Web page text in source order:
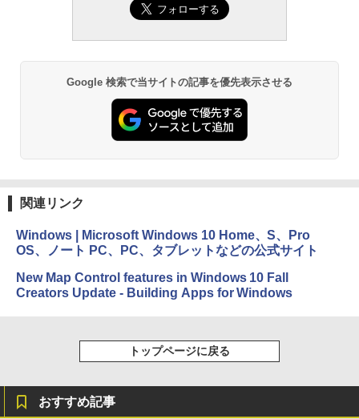
￥1,292
ClaudeCode いちばんやさしい 教科書:
方 マニュアル AI副業にもコンテンツ作成
にもKindle出版にも！ 非エンジニアのた
めのAIコーディング入門シリーズ
￥99
ズ (はぴーイラストLabo)
ェクトリストと最新エミュレータ紹介
Kindle Paperwhite シグニチャーエディ
ション (32GB) 7インチディスプレイ、明
ブラック
￥27,980
Amazon Kindle Paperwhite (16GB) 7イ
Amazon Kindle Colorsoft | 16GBストレ
イ、色調調節ライト、最大8週間持続バッ
テリー、広告無し、ブラック (2025年発
￥31,980
New Amazon Kindle Scribe Colorsoft |
Google 検索で当サイトの記事を優先表示させる
関連リンク
Windows | Microsoft Windows 10 Home、S、Pro
OS、ノート PC、PC、タブレットなどの公式サイト
New Map Control features in Windows 10 Fall
Creators Update - Building Apps for Windows
トップページに戻る
おすすめ記事